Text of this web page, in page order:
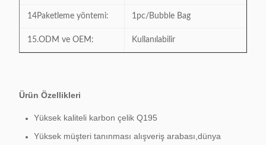
14Paketleme yöntemi: 1pc/Bubble Bag
15.ODM ve OEM: Kullanılabilir
Ürün Özellikleri
Yüksek kaliteli karbon çelik Q195
Yüksek müşteri tanınması alışveriş arabası,dünya